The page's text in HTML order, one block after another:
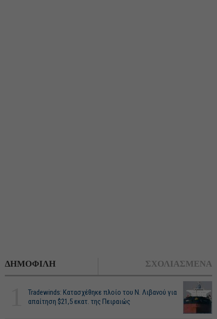
ΔΗΜΟΦΙΛΗ ΣΧΟΛΙΑΣΜΕΝΑ
Tradewinds: Κατασχέθηκε πλοίο του Ν. Λιβανού για
απαίτηση $21,5 εκατ. της Πειραιώς